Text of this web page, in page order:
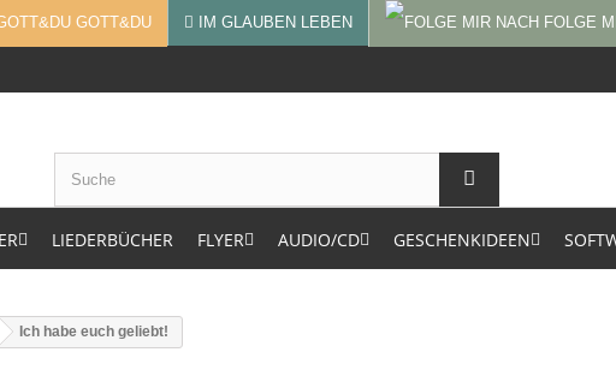
GOTT&DU IM GLAUBEN LEBEN FOLGE
LIEDERBÜCHER FLYER AUDIO/CD GESCHENKIDEEN
Ich habe euch geliebt!